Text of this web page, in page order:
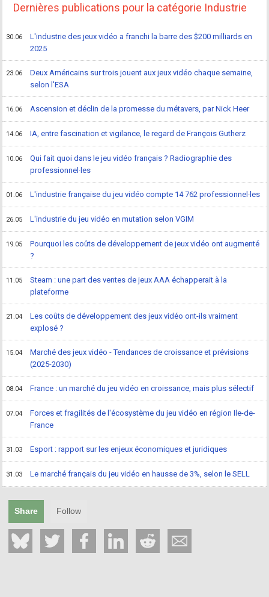
Dernières publications pour la catégorie Industrie
30.06
L'industrie des jeux vidéo a franchi la barre des $200 milliards en
2025
23.06
Deux Américains sur trois jouent aux jeux vidéo chaque semaine,
selon l'ESA
16.06 Ascension et déclin de la promesse du métavers, par Nick Heer
14.06 IA, entre fascination et vigilance, le regard de François Gutherz
10.06
Qui fait quoi dans le jeu vidéo français ? Radiographie des
professionnel·les
01.06 L'industrie française du jeu vidéo compte 14 762 professionnel·les
26.05 L'industrie du jeu vidéo en mutation selon VGIM
19.05
Pourquoi les coûts de développement de jeux vidéo ont augmenté
?
11.05
Steam : une part des ventes de jeux AAA échapperait à la
plateforme
21.04
Les coûts de développement des jeux vidéo ont-ils vraiment
explosé ?
15.04
Marché des jeux vidéo - Tendances de croissance et prévisions
(2025-2030)
08.04 France : un marché du jeu vidéo en croissance, mais plus sélectif
07.04
Forces et fragilités de l'écosystème du jeu vidéo en région Ile-de-
France
31.03 Esport : rapport sur les enjeux économiques et juridiques
31.03 Le marché français du jeu vidéo en hausse de 3%, selon le SELL
Share Follow